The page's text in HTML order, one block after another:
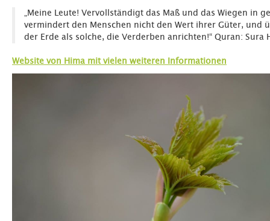
„Meine Leute! Vervollständigt das Maß und das Wiegen in
vermindert den Menschen nicht den Wert ihrer Güter, und
der Erde als solche, die Verderben anrichten!“ Quran: Sura
Website von Hima mit vielen weiteren Informationen